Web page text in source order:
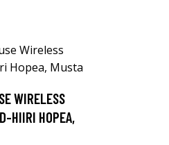
WIRELESS
HIIRI HOPEA,